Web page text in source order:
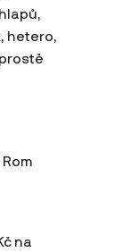
hetero,
na